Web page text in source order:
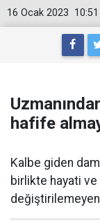
10:51
16 Ocak 2023
hafife
Kalbe giden
birlikte hayati